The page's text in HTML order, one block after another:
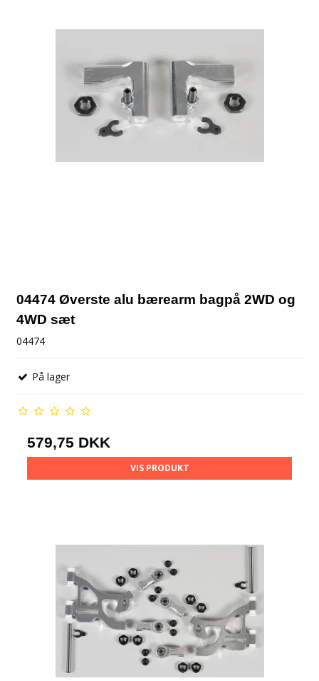
04474 Øverste alu bærearm bagpå 2WD og
4WD sæt
04474
På lager
579,75 DKK
VIS PRODUKT